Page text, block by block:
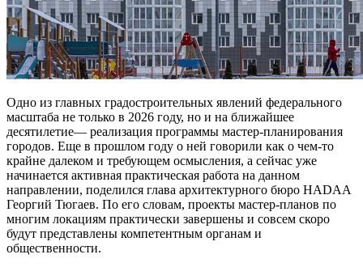
Одно из главных градостроительных явлений федерального
масштаба не только в 2026 году, но и на ближайшее
десятилетие— реализация программы мастер-планирования
городов. Еще в прошлом году о ней говорили как о чем-то
крайне далеком и требующем осмысления, а сейчас уже
начинается активная практическая работа на данном
направлении, поделился глава архитектурного бюро HADAA
Георгий Тюгаев. По его словам, проекты мастер-планов по
многим локациям практически завершены и совсем скоро
будут представлены компетентным органам и
общественности.